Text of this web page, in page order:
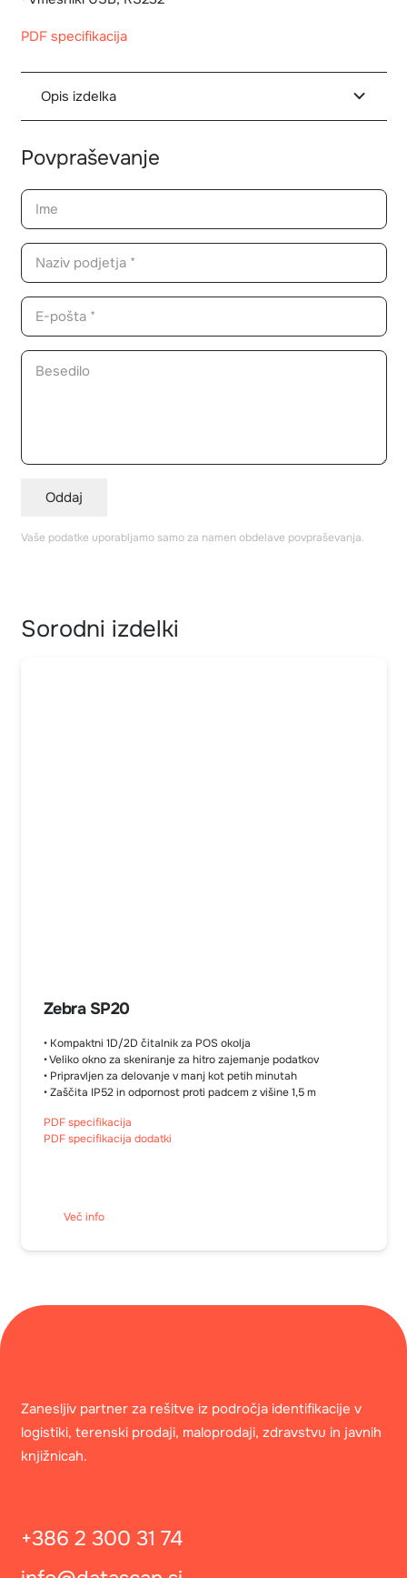
PDF specifikacija
Opis izdelka
Povpraševanje
Oddaj
Vaše podatke uporabljamo samo za namen obdelave povpraševanja.
Sorodni izdelki
Zebra SP20
• Kompaktni 1D/2D čitalnik za POS okolja
• Veliko okno za skeniranje za hitro zajemanje podatkov
• Pripravljen za delovanje v manj kot petih minutah
• Zaščita IP52 in odpornost proti padcem z višine 1,5 m
PDF specifikacija
PDF specifikacija dodatki
Več info
Zanesljiv partner za rešitve iz področja identifikacije v
logistiki, terenski prodaji, maloprodaji, zdravstvu in javnih
knjižnicah.
+386 2 300 31 74